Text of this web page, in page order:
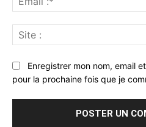
Enregistrer mon nom, email
pour la prochaine fois que je